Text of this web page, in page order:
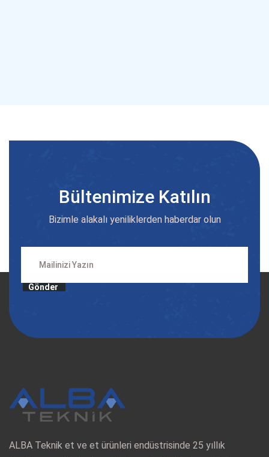
Bültenimize Katılın
Bizimle alakalı yeniliklerden haberdar olun
Gönder
ALBA Teknik et ve et ürünleri endüstrisinde 25 yıllık